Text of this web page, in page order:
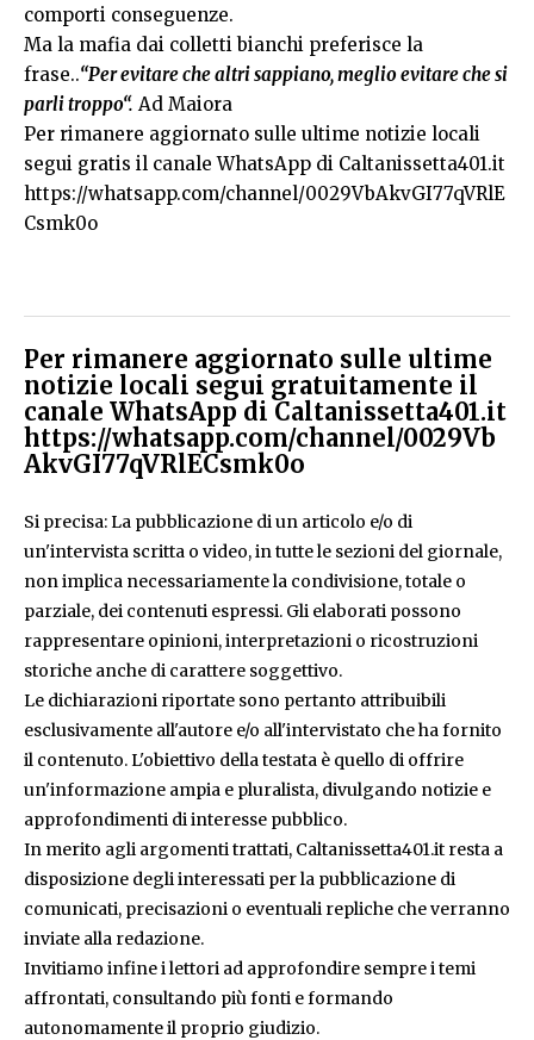
comporti conseguenze.
Ma la mafia dai colletti bianchi preferisce la
frase..“Per evitare che altri sappiano, meglio evitare che si
parli troppo“. Ad Maiora
Per rimanere aggiornato sulle ultime notizie locali
segui gratis il canale WhatsApp di Caltanissetta401.it
https://whatsapp.com/channel/0029VbAkvGI77qVRlE
Csmk0o
Per rimanere aggiornato sulle ultime
notizie locali segui gratuitamente il
canale WhatsApp di Caltanissetta401.it
https://whatsapp.com/channel/0029Vb
AkvGI77qVRlECsmk0o
Si precisa: La pubblicazione di un articolo e/o di
un'intervista scritta o video, in tutte le sezioni del giornale,
non implica necessariamente la condivisione, totale o
parziale, dei contenuti espressi. Gli elaborati possono
rappresentare opinioni, interpretazioni o ricostruzioni
storiche anche di carattere soggettivo.
Le dichiarazioni riportate sono pertanto attribuibili
esclusivamente all'autore e/o all'intervistato che ha fornito
il contenuto. L'obiettivo della testata è quello di offrire
un'informazione ampia e pluralista, divulgando notizie e
approfondimenti di interesse pubblico.
In merito agli argomenti trattati, Caltanissetta401.it resta a
disposizione degli interessati per la pubblicazione di
comunicati, precisazioni o eventuali repliche che verranno
inviate alla redazione.
Invitiamo infine i lettori ad approfondire sempre i temi
affrontati, consultando più fonti e formando
autonomamente il proprio giudizio.